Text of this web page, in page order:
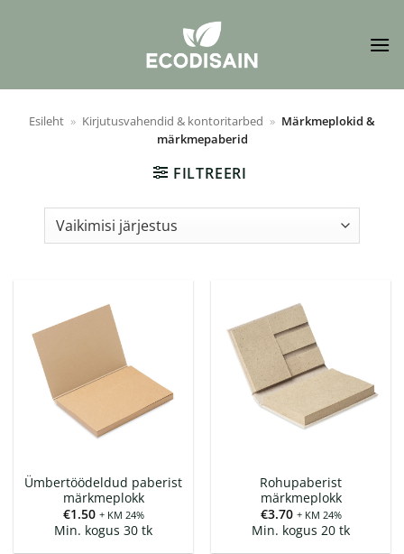
Esileht » Kirjutusvahendid & kontoritarbed » Märkmeplokid &
märkmepaberid
FILTREERI
Ümbertöödeldud paberist
märkmeplokk
€1.50 + KM 24%
Min. kogus 30 tk
Rohupaberist
märkmeplokk
€3.70 + KM 24%
Min. kogus 20 tk